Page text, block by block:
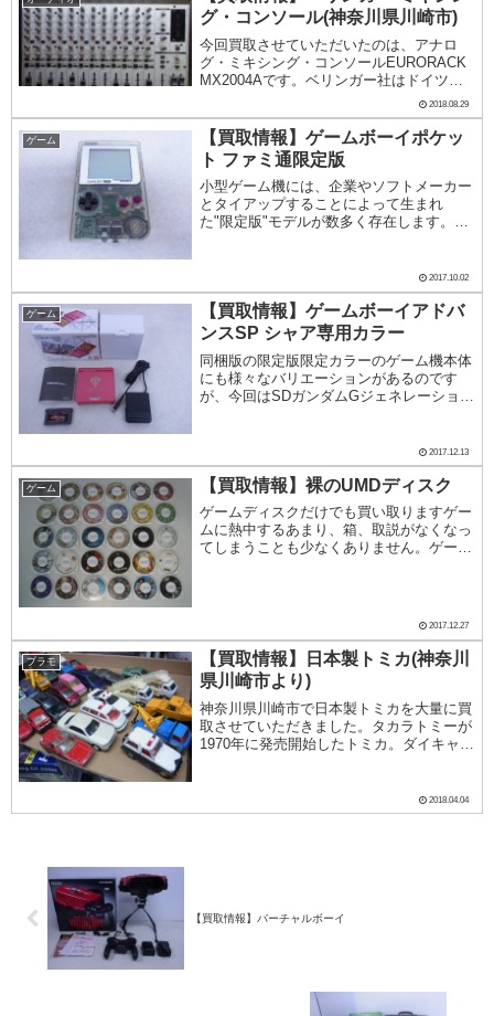
河鉄道9...
グ・コンソール(神奈川県川崎市)
今回買取させていただいたのは、アナロ
グ・ミキシング・コンソールEURORACK
MX2004Aです。ベリンガー社はドイツで
1989年に設立された音楽機器メーカーで
す。買取にお伺いした時に、コレクション
などへの思い出を語られる方もいらっしゃ
る...
2018.08.29
ゲーム
【買取情報】ゲームボーイポケッ
ト ファミ通限定版
小型ゲーム機には、企業やソフトメーカー
とタイアップすることによって生まれ
た"限定版"モデルが数多く存在します。そ
FAMITSU MODEL-Fの刻印があります。こ
の...
2017.10.02
ゲーム
【買取情報】ゲームボーイアドバ
ンスSP シャア専用カラー
同梱版の限定版限定カラーのゲーム機本体
にも様々なバリエーションがあるのです
が、今回はSDガンダムGジェネレーション
ームソフトは欠品(なぜかファイアーエム
ブレムが入っ...
2017.12.13
ゲーム 【買取情報】裸のUMDディスク
ゲームディスクだけでも買い取りますゲー
ムに熱中するあまり、箱、取説がなくなっ
てしまうことも少なくありません。ゲーム
2017.12.27
プラモ
【買取情報】日本製トミカ(神奈川
県川崎市より)
神奈川県川崎市で日本製トミカを大量に買
取させていただきました。タカラトミーが
1970年に発売開始したトミカ。ダイキャス
子供の手のひらに乗るわけですから、人気
にならな...
2018.04.04
【買取情報】バーチャルボーイ